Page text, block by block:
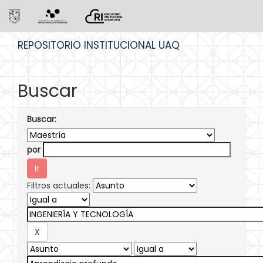
REPOSITORIO INSTITUCIONAL UAQ
Buscar
Buscar:
por
Filtros actuales: